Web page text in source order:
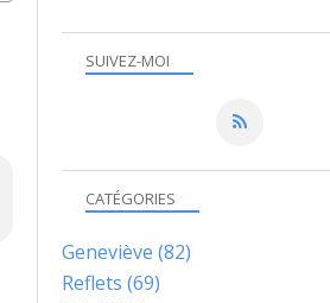
SUIVEZ-MOI
CATÉGORIES
Geneviève (82)
Reflets (69)